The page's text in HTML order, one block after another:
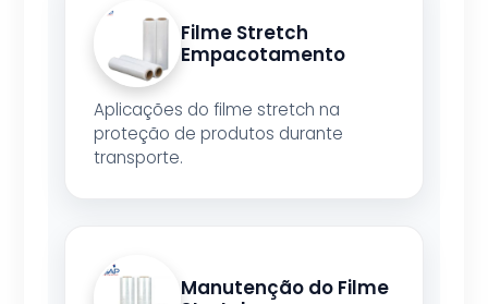
Filme Stretch
Empacotamento
Aplicações do filme stretch na
proteção de produtos durante
transporte.
Manutenção do Filme